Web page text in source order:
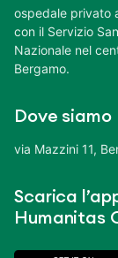
ospedale privato
con il Servizio
Nazionale nel
Bergamo.
Dove siamo
via Mazzini 11,
Scarica
Humanitas